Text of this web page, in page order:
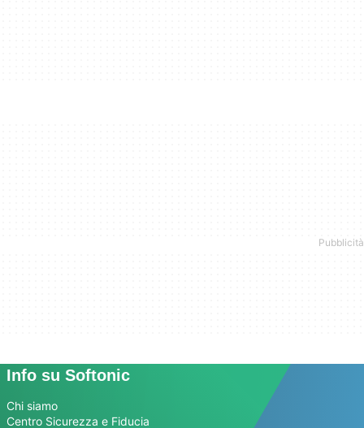
Info su Softonic
Chi siamo
Centro Sicurezza e Fiducia